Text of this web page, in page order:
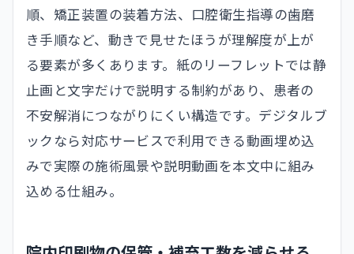
順、矯正装置の装着方法、口腔衛生指導の歯磨
き手順など、動きで見せたほうが理解度が上が
る要素が多くあります。紙のリーフレットでは静
止画と文字だけで説明する制約があり、患者の
不安解消につながりにくい構造です。デジタルブ
ックなら対応サービスで利用できる動画埋め込
みで実際の施術風景や説明動画を本文中に組み
込める仕組み。